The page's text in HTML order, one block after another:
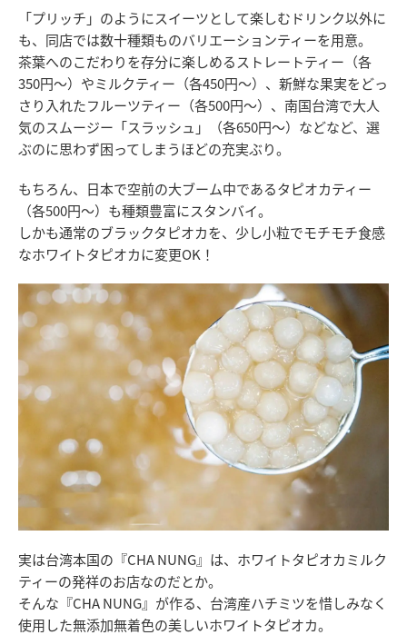
「プリッチ」のようにスイーツとして楽しむドリンク以外に
も、同店では数十種類ものバリエーションティーを用意。
茶葉へのこだわりを存分に楽しめるストレートティー（各
350円～）やミルクティー（各450円～）、新鮮な果実をどっ
さり入れたフルーツティー（各500円～）、南国台湾で大人
気のスムージー「スラッシュ」（各650円～）などなど、選
ぶのに思わず困ってしまうほどの充実ぶり。
もちろん、日本で空前の大ブーム中であるタピオカティー
（各500円～）も種類豊富にスタンバイ。
しかも通常のブラックタピオカを、少し小粒でモチモチ食感
なホワイトタピオカに変更OK！
実は台湾本国の『CHA NUNG』は、ホワイトタピオカミルク
ティーの発祥のお店なのだとか。
そんな『CHA NUNG』が作る、台湾産ハチミツを惜しみなく
使用した無添加無着色の美しいホワイトタピオカ。